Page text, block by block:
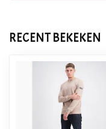
RECENT BEKEKEN